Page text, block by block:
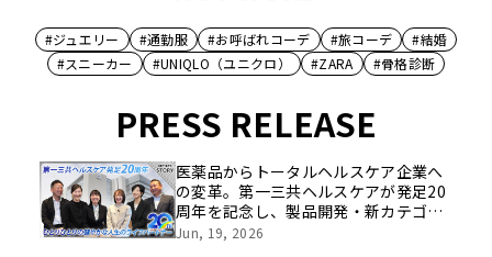
#ジュエリー #通勤服 #お呼ばれコーデ #旅コーデ
#結婚
#スニーカー
#UNIQLO（ユニクロ） #ZARA #骨格診断
PRESS RELEASE
医薬品からトータルヘルスケア企業へ
の変革。第一三共ヘルスケアが発足20
周年を記念し、製品開発・新カテゴリ
挑戦の舞台や旧社統合時のエピソード
Jun, 19, 2026